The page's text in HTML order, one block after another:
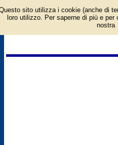
sito utilizza i cookie (anche di
loro utilizzo. Per saperne di più e
nostra